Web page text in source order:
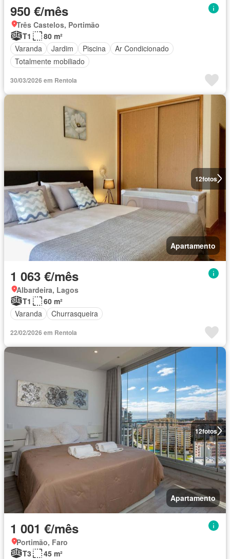
950 €/mês
Três Castelos, Portimão
T1
80 m²
Varanda
Jardim Piscina
Ar Condicionado
Totalmente mobiliado
30/03/2026 em Rentola
12fotos
Apartamento
1 063 €/mês
Albardeira, Lagos
T1
60 m²
Varanda
Churrasqueira
22/02/2026 em Rentola
12fotos
Apartamento
1 001 €/mês
Portimão, Faro
T3
45 m²